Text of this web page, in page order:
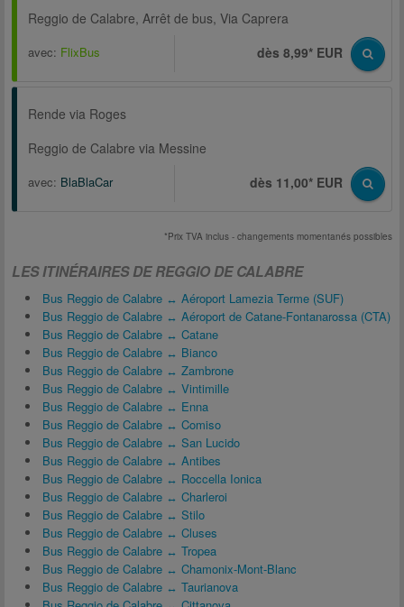
Reggio de Calabre, Arrêt de bus, Via Caprera
avec: FlixBus dès 8,99* EUR
Rende via Roges
Reggio de Calabre via Messine
avec: BlaBlaCar dès 11,00* EUR
*Prix TVA inclus - changements momentanés possibles
LES ITINÉRAIRES DE REGGIO DE CALABRE
Bus Reggio de Calabre ↔ Aéroport Lamezia Terme (SUF)
Bus Reggio de Calabre ↔ Aéroport de Catane-Fontanarossa (CTA)
Bus Reggio de Calabre ↔ Catane
Bus Reggio de Calabre ↔ Bianco
Bus Reggio de Calabre ↔ Zambrone
Bus Reggio de Calabre ↔ Vintimille
Bus Reggio de Calabre ↔ Enna
Bus Reggio de Calabre ↔ Comiso
Bus Reggio de Calabre ↔ San Lucido
Bus Reggio de Calabre ↔ Antibes
Bus Reggio de Calabre ↔ Roccella Ionica
Bus Reggio de Calabre ↔ Charleroi
Bus Reggio de Calabre ↔ Stilo
Bus Reggio de Calabre ↔ Cluses
Bus Reggio de Calabre ↔ Tropea
Bus Reggio de Calabre ↔ Chamonix-Mont-Blanc
Bus Reggio de Calabre ↔ Taurianova